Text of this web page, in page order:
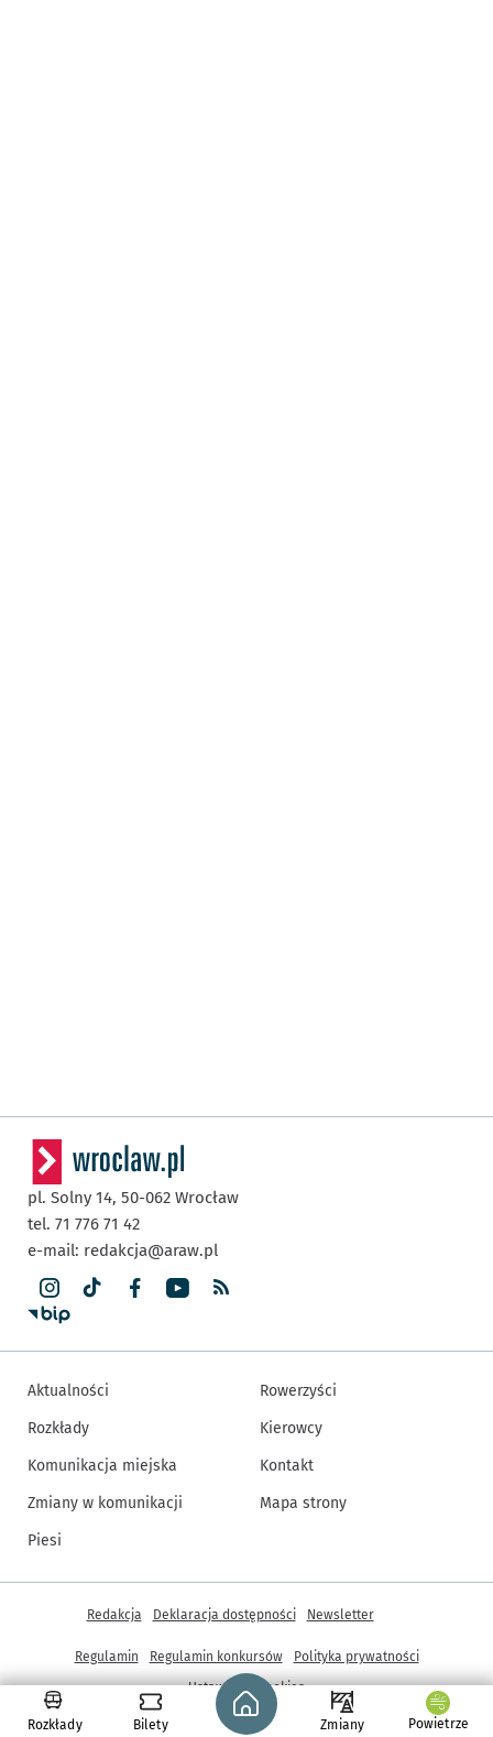
Rozkłady Bilety
Strona główna - wroclaw.pl
Zmiany Powietrze
pl. Solny 14, 50-062 Wrocław
tel. 71 776 71 42
e-mail: redakcja@araw.pl
Aktualności
Rozkłady
Komunikacja miejska
Zmiany w komunikacji
Piesi
Rowerzyści
Kierowcy
Kontakt
Mapa strony
© Copyright 2005-2026, ARAW S.A., Gmina Wrocław
Inne informacje
Redakcja Deklaracja dostępności Newsletter
Regulamin Regulamin konkursów
Polityka prywatności
Ustawienia cookies